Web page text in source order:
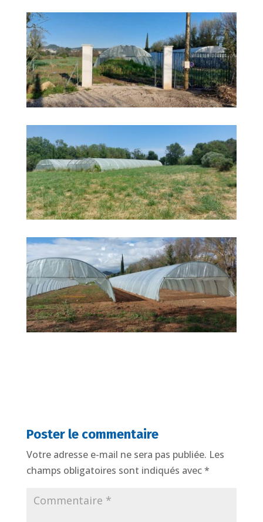
Poster le commentaire
Votre adresse e-mail ne sera pas publiée. Les
champs obligatoires sont indiqués avec*